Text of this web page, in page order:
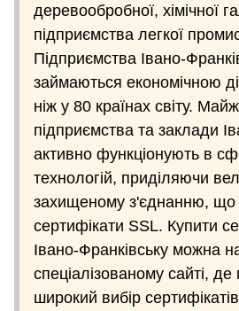
деревообробної, хімічної
підприємства легкої
Підприємства Івано-
займаються економічною
ніж у 80 країнах світу.
підприємства та заклади
активно функціонують в
технологій, приділяючи
захищеному з'єднанню, що
сертифікати SSL. Купити
Івано-Франківську можна
спеціалізованому сайті,
широкий вибір